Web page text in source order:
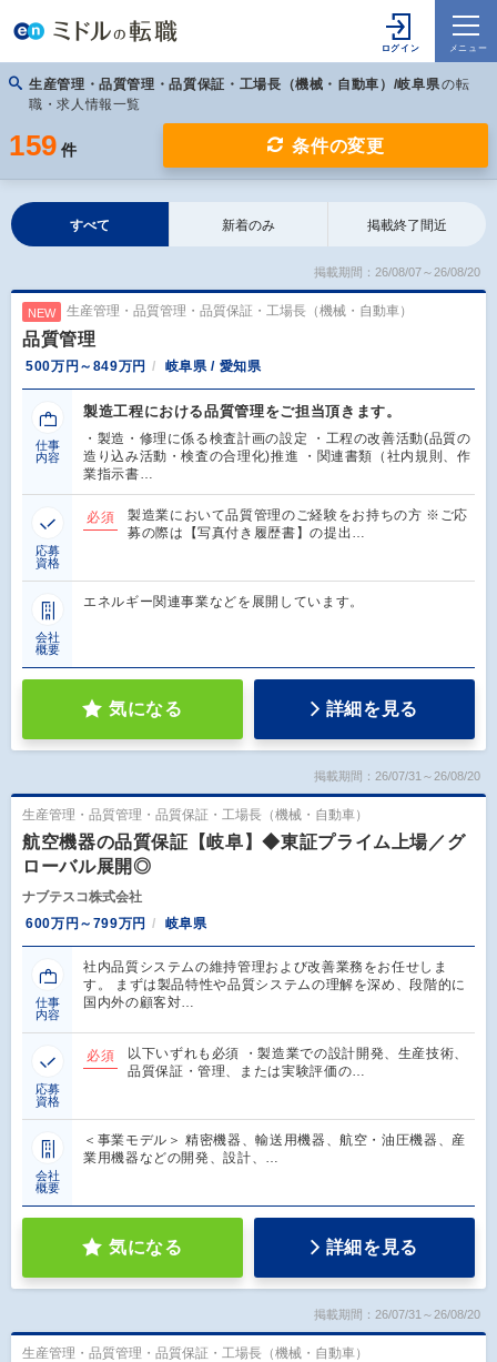
生産管理・品質管理・品質保証・工場長（機械・自動車）/岐阜県の転
職・求人情報一覧
159 件 条件の変更
すべて 新着のみ 掲載終了間近
掲載期間：26/08/07～26/08/20
NEW 生産管理・品質管理・品質保証・工場長（機械・自動車）
品質管理
500万円～849万円 岐阜県 / 愛知県
仕事
内容
製造工程における品質管理をご担当頂きます。
・製造・修理に係る検査計画の設定 ・工程の改善活動(品質の
造り込み活動・検査の合理化)推進 ・関連書類（社内規則、作
業指示書…
応募
資格
必須
製造業において品質管理のご経験をお持ちの方 ※ご応
募の際は【写真付き履歴書】の提出…
会社
概要
エネルギー関連事業などを展開しています。
気になる 詳細を見る
掲載期間：26/07/31～26/08/20
生産管理・品質管理・品質保証・工場長（機械・自動車）
航空機器の品質保証【岐阜】◆東証プライム上場／グ
ローバル展開◎
ナブテスコ株式会社
600万円～799万円
岐阜県
仕事
内容
社内品質システムの維持管理および改善業務をお任せしま
す。 まずは製品特性や品質システムの理解を深め、段階的に
国内外の顧客対…
応募
資格
必須
以下いずれも必須 ・製造業での設計開発、生産技術、
品質保証・管理、または実験評価の…
会社
概要
＜事業モデル＞ 精密機器、輸送用機器、航空・油圧機器、産
業用機器などの開発、設計、…
気になる 詳細を見る
掲載期間：26/07/31～26/08/20
生産管理・品質管理・品質保証・工場長（機械・自動車）